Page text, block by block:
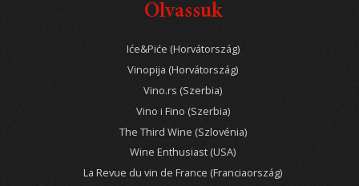
Olvassuk
Iće&Piće (Horvátország)
Vinopija (Horvátország)
Vino.rs (Szerbia)
Vino i Fino (Szerbia)
The Third Wine (Szlovénia)
Wine Enthusiast (USA)
La Revue du vin de France (Franciaország)